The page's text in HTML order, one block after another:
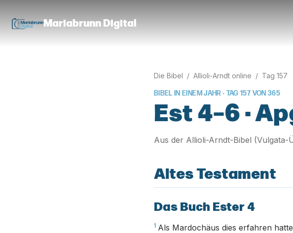
Mariabrunn Digital
Die Bibel / Allioli-Arndt online / Tag 157
BIBEL IN EINEM JAHR · TAG157 VON 365
Est 4–6 ·
Aus der Allioli-Arndt-Bibel (Vulgata-
Altes Testament
Das Buch Ester 4
1 Als Mardochäus dies erfahren